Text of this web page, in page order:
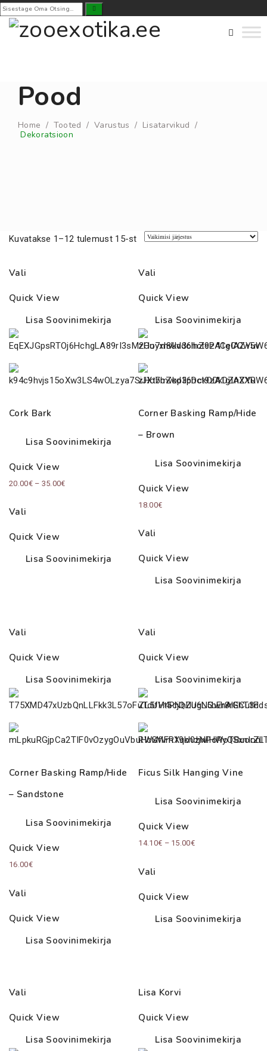
Pood
Home / Tooted /Varustus / Lisatarvikud /
Dekoratsioon
Kuvatakse 1–12 tulemust 15-st
Vali
Quick View
Lisa Soovinimekirja
Cork Bark
Lisa Soovinimekirja
Quick View
20.00€ – 35.00€Price
Vali
Quick View
Lisa Soovinimekirja
Vali
Quick View
Lisa Soovinimekirja
Corner Basking Ramp/Hide
– Brown
Lisa Soovinimekirja
Quick View
18.00€
Vali
Quick View
Lisa Soovinimekirja
Vali
Quick View
Lisa Soovinimekirja
Corner Basking Ramp/Hide
– Sandstone
Lisa Soovinimekirja
Quick View
16.00€
Vali
Quick View
Lisa Soovinimekirja
Vali
Quick View
Lisa Soovinimekirja
Ficus Silk Hanging Vine
Lisa Soovinimekirja
Quick View
14.10€ – 15.00€Price
Vali
Quick View
Lisa Soovinimekirja
Vali
Quick View
Lisa Soovinimekirja
Lisa Korvi
Quick View
Lisa Soovinimekirja